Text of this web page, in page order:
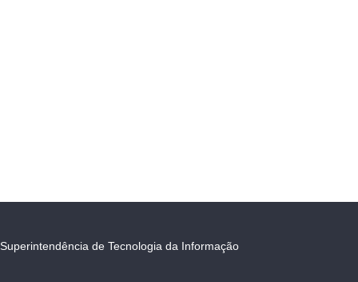
Superintendência de Tecnologia da Informação